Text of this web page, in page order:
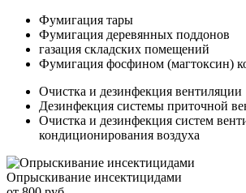
Фумигация тары
Фумигация деревянных поддонов
газация складских помещений
Фумигация фосфином (магтоксин)
Очистка и дезинфекция вентиляции
Дезинфекция системы приточной
Очистка и дезинфекция систем
кондиционирования воздуха
Опрыскивание инсектицидами